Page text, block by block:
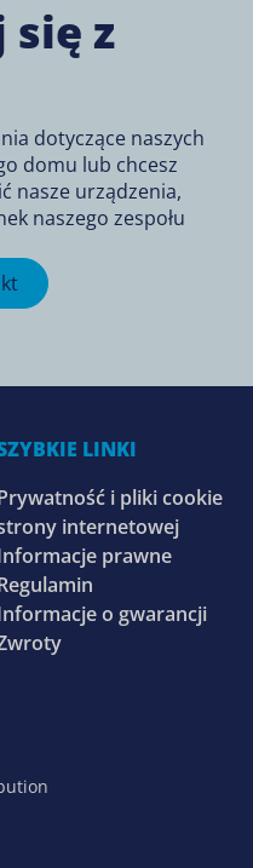
z
dotyczące naszych
domu lub chcesz
nasze urządzenia,
naszego zespołu
LINKI
i pliki cookie
internetowej
prawne
o gwarancji